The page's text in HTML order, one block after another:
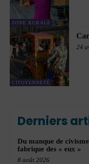
ZONE RURALE
CITOYENNETÉ
24
Derniers
Du manque de
fabrique des « eux »
8 août 2026